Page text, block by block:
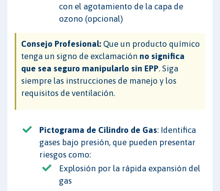
con el agotamiento de la capa de
ozono (opcional)
Consejo Profesional: Que un producto químico
tenga un signo de exclamación no significa
que sea seguro manipularlo sin EPP. Siga
siempre las instrucciones de manejo y los
requisitos de ventilación.
Pictograma de Cilindro de Gas: Identifica
gases bajo presión, que pueden presentar
riesgos como:
Explosión por la rápida expansión del
gas